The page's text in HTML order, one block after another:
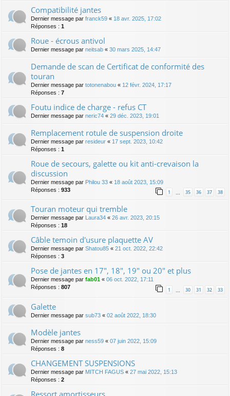
Compatibilité jantes
Dernier message par franck59 « 18 avr. 2025, 17:02
Réponses : 1
Roue - écrous antivol
Dernier message par neitsab « 30 mars 2025, 14:47
Demande de scan de Certificat de conformité des
touran
Dernier message par totonenabou « 12 févr. 2024, 17:17
Réponses : 7
Foutu indice de charge - refus CT
Dernier message par neric74 « 29 déc. 2023, 19:01
Remplacement rotule de suspension droite
Dernier message par resideur « 17 sept. 2023, 10:42
Réponses : 1
Roue de secours, galette ou kit anti-crevaison la
discussion
Dernier message par Philou 33 « 18 août 2023, 15:09
Réponses : 933 1 … 35 36 37 38
Touran moteur qui tremble
Dernier message par Laura34 « 26 avr. 2023, 20:15
Réponses : 18
Câble temoin d'usure plaquette AV
Dernier message par Shatou85 « 21 oct. 2022, 22:42
Réponses : 3
Pose de jantes en 17", 18", 19" ou 20" et plus
Dernier message par fab01 « 06 oct. 2022, 17:11
Réponses : 807 1 30 31 32 33
Galette
Dernier message par sub73 « 02 août 2022, 18:30
Modèle jantes
Dernier message par ness59 « 07 juin 2022, 15:09
Réponses : 8
CHANGEMENT SUSPENSIONS
Dernier message par MITCH FAGUS « 27 mai 2022, 15:13
Réponses : 2
Ressort amortisseurs